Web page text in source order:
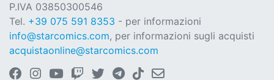
P.IVA 03850300546
Tel. +39 075 591 8353 - per informazioni
info@starcomics.com, per informazioni sugli acquisti
acquistaonline@starcomics.com